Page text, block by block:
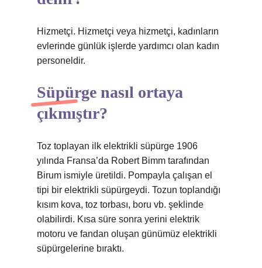
Hizmetçi. Hizmetçi veya hizmetçi, kadınların
evlerinde günlük işlerde yardımcı olan kadın
personeldir.
Süpürge nasıl ortaya
çıkmıştır?
Toz toplayan ilk elektrikli süpürge 1906
yılında Fransa’da Robert Bimm tarafından
Birum ismiyle üretildi. Pompayla çalışan el
tipi bir elektrikli süpürgeydi. Tozun toplandığı
kısım kova, toz torbası, boru vb. şeklinde
olabilirdi. Kısa süre sonra yerini elektrik
motoru ve fandan oluşan günümüz elektrikli
süpürgelerine bıraktı.